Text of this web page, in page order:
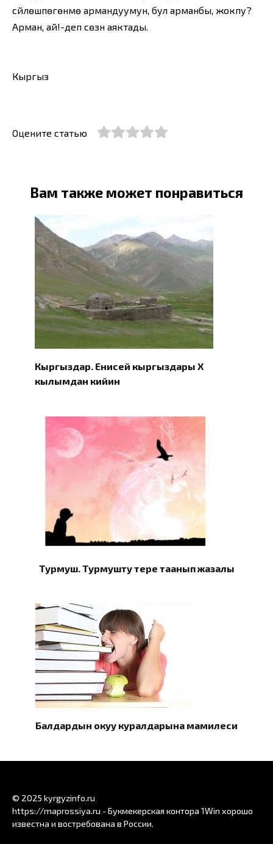
сүйлөшпөгөнүмө армандуумун, бул арманбы, жокпу?
Арман, ай!-деп сөзүн аяктады.
Кыргыз
Оцените статью
Вам также может понравиться
Кыргыздар. Eнисей кыргыздары X
кылымдан кийин
Турмуш. Турмушту терең таанып жазалы
Балдардын окуу куралдарына мамилеси
© 2025 kyrgyzinfo.ru
https://maprossiya.ru - Букмекерская контора 1Win хорошо
известна и востребована в России.